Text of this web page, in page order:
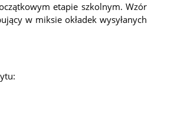
etapie szkolnym. Wzór
w miksie okładek wysyłanych